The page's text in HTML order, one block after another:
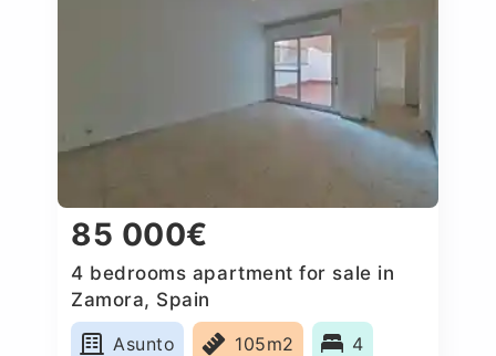
85 000€
4 bedrooms apartment for sale in
Zamora, Spain
Asunto
105m2 4